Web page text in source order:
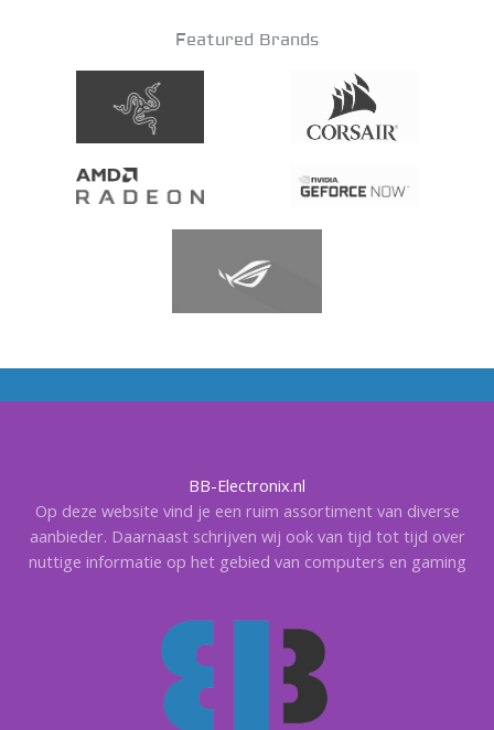
Featured Brands
BB-Electronix.nl
Op deze website vind je een ruim assortiment van diverse
aanbieder. Daarnaast schrijven wij ook van tijd tot tijd over
nuttige informatie op het gebied van computers en gaming